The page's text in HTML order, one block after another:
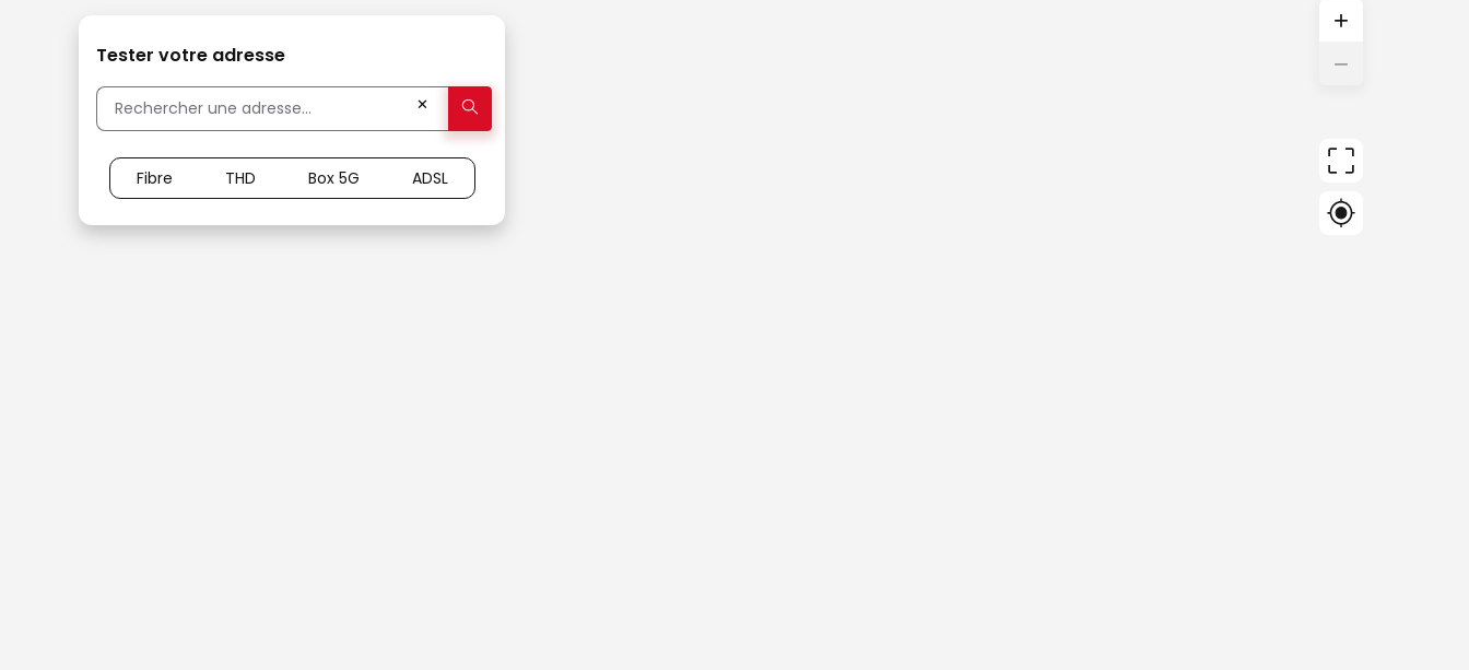
+
−
Tester votre adresse
✕
Fibre THD Box 5G ADSL